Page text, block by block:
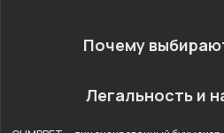
Почему
Легальность и